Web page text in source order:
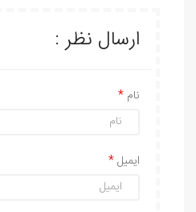
ارسال نظر :
نام
ایمیل